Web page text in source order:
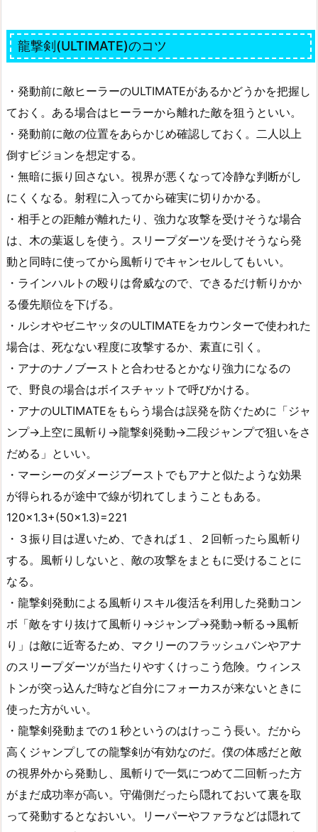
龍撃剣(ULTIMATE)のコツ
・発動前に敵ヒーラーのULTIMATEがあるかどうかを把握し
ておく。ある場合はヒーラーから離れた敵を狙うといい。
・発動前に敵の位置をあらかじめ確認しておく。二人以上
倒すビジョンを想定する。
・無暗に振り回さない。視界が悪くなって冷静な判断がし
にくくなる。射程に入ってから確実に切りかかる。
・相手との距離が離れたり、強力な攻撃を受けそうな場合
は、木の葉返しを使う。スリープダーツを受けそうなら発
動と同時に使ってから風斬りでキャンセルしてもいい。
・ラインハルトの殴りは脅威なので、できるだけ斬りかか
る優先順位を下げる。
・ルシオやゼニヤッタのULTIMATEをカウンターで使われた
場合は、死なない程度に攻撃するか、素直に引く。
・アナのナノブーストと合わせるとかなり強力になるの
で、野良の場合はボイスチャットで呼びかける。
・アナのULTIMATEをもらう場合は誤発を防ぐために「ジャ
ンプ→上空に風斬り→龍撃剣発動→二段ジャンプで狙いをさ
だめる」といい。
・マーシーのダメージブーストでもアナと似たような効果
が得られるが途中で線が切れてしまうこともある。
120×1.3+(50×1.3)=221
・３振り目は遅いため、できれば１、２回斬ったら風斬り
する。風斬りしないと、敵の攻撃をまともに受けることに
なる。
・龍撃剣発動による風斬りスキル復活を利用した発動コン
ボ「敵をすり抜けて風斬り→ジャンプ→発動→斬る→風斬
り」は敵に近寄るため、マクリーのフラッシュバンやアナ
のスリープダーツが当たりやすくけっこう危険。ウィンス
トンが突っ込んだ時など自分にフォーカスが来ないときに
使った方がいい。
・龍撃剣発動までの１秒というのはけっこう長い。だから
高くジャンプしての龍撃剣が有効なのだ。僕の体感だと敵
の視界外から発動し、風斬りで一気につめて二回斬った方
がまだ成功率が高い。守備側だったら隠れておいて裏を取
って発動するとなおいい。リーパーやファラなどは隠れて